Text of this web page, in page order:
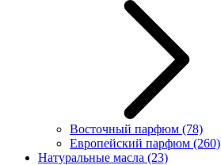
Восточный парфюм (78)
Европейский парфюм (260)
Натуральные масла (23)